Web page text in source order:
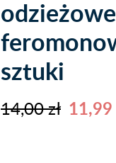
sztuki
14,00 zł 11,99